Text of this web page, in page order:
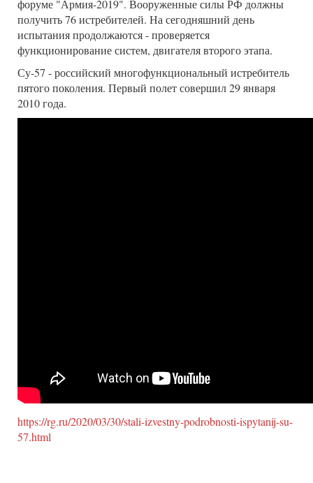
форуме "Армия-2019". Вооруженные силы РФ должны
получить 76 истребителей. На сегодняшний день
испытания продолжаются - проверяется
функционирование систем, двигателя второго этапа.
Су-57 - российский многофункциональный истребитель
пятого поколения. Первый полет совершил 29 января
2010 года.
https://rg.ru/2020/03/30/stali-izvestny-podrobnosti-ispytanij-su-
57.html